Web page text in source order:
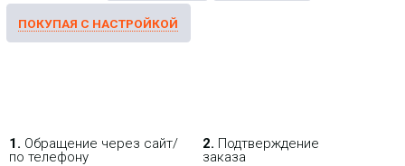
Промышленный PoE
коммутатор Wi-Tek WI-
PMS306GF-I
возможностью агрегации и
способностью работать в
кольцевых топологиях. Серия
1. Обращение через сайт/
по телефону
2. Подтверждение
заказа